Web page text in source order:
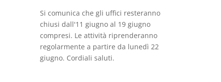
Si comunica che gli uffici resteranno
chiusi dall'11 giugno al 19 giugno
compresi. Le attività riprenderanno
regolarmente a partire da lunedì 22
giugno. Cordiali saluti.